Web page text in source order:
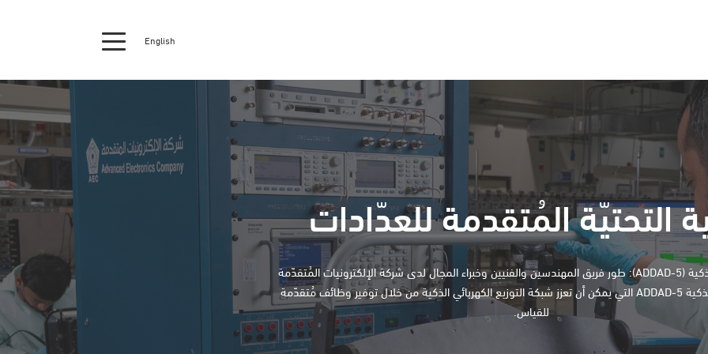
English
التحتيّة المُتقدمة للعدّادات
عدّادات الطاقة الذكية (ADDAD-5): طور فريق المهندسين والفنيين وخبراء المجال لدى شركة الإلكترونيات المُتقدّمة
عدّادات الطاقة الذكية ADDAD-5 التي يمكن أن تعزز شبكة التوزيع الكهربائي الذكية من خلال توفير وظائف مُتقدّمة
للقياس.